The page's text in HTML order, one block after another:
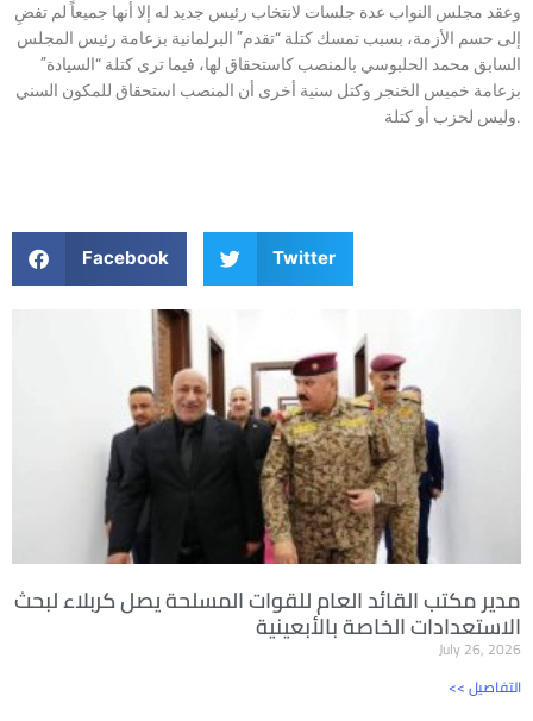
وعقد مجلس النواب عدة جلسات لانتخاب رئيس جديد له إلا أنها جميعاً لم تفضِ
إلى حسم الأزمة، بسبب تمسك كتلة “تقدم” البرلمانية بزعامة رئيس المجلس
السابق محمد الحلبوسي بالمنصب كاستحقاق لها، فيما ترى كتلة “السيادة”
بزعامة خميس الخنجر وكتل سنية أخرى أن المنصب استحقاق للمكون السني
وليس لحزب أو كتلة.
Facebook Twitter
مدير مكتب القائد العام للقوات المسلحة يصل كربلاء لبحث
الاستعدادات الخاصة بالأبعينية
July 26, 2026
<< التفاصيل